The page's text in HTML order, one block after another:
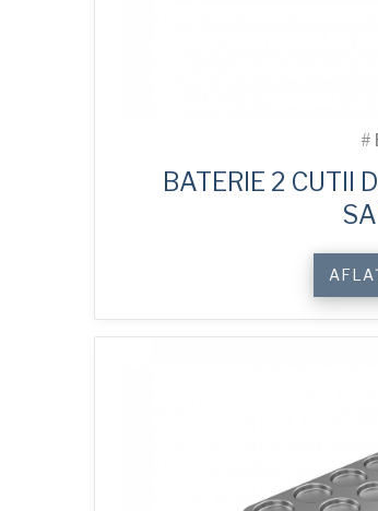
#
BATERIE 2 CUTII